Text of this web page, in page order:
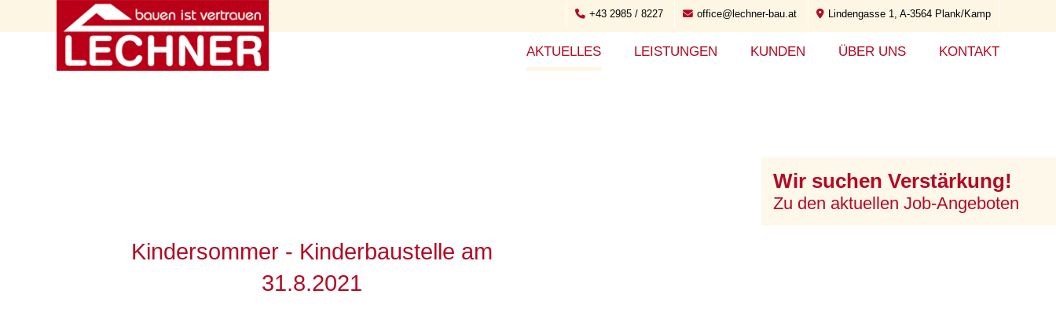
+43 2985 / 8227 office@lechner-bau.at Lindengasse 1, A-3564 Plank/Kamp
AKTUELLES LEISTUNGEN KUNDEN ÜBER UNS KONTAKT
Wir suchen Verstärkung!
Zu den aktuellen Job-Angeboten
Kindersommer - Kinderbaustelle am
31.8.2021